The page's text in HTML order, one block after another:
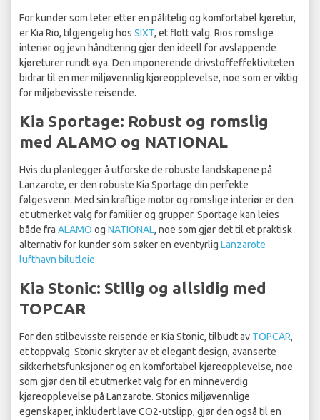
For kunder som leter etter en pålitelig og komfortabel kjøretur,
er Kia Rio, tilgjengelig hos SIXT, et flott valg. Rios romslige
interiør og jevn håndtering gjør den ideell for avslappende
kjøreturer rundt øya. Den imponerende drivstoffeffektiviteten
bidrar til en mer miljøvennlig kjøreopplevelse, noe som er viktig
for miljøbevisste reisende.
Kia Sportage: Robust og romslig
med ALAMO og NATIONAL
Hvis du planlegger å utforske de robuste landskapene på
Lanzarote, er den robuste Kia Sportage din perfekte
følgesvenn. Med sin kraftige motor og romslige interiør er den
et utmerket valg for familier og grupper. Sportage kan leies
både fra ALAMO og NATIONAL, noe som gjør det til et praktisk
alternativ for kunder som søker en eventyrlig Lanzarote
lufthavn bilutleie.
Kia Stonic: Stilig og allsidig med
TOPCAR
For den stilbevisste reisende er Kia Stonic, tilbudt av TOPCAR,
et toppvalg. Stonic skryter av et elegant design, avanserte
sikkerhetsfunksjoner og en komfortabel kjøreopplevelse, noe
som gjør den til et utmerket valg for en minneverdig
kjøreopplevelse på Lanzarote. Stonics miljøvennlige
egenskaper, inkludert lave CO2-utslipp, gjør den også til en